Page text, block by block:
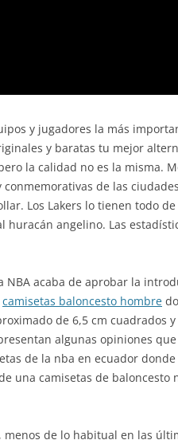
y jugadores la más
y baratas tu mejor
la calidad no es la misma.
de las
Los Lakers lo tienen todo
huracán angelino. Las
acaba de aprobar la
camisetas baloncesto hombre
de 6,5 cm cuadrados
algunas opiniones
de la nba en ecuador
una camisetas de baloncesto
de lo habitual en las